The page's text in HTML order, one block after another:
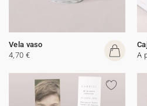
Vela vaso
4,70 €
A